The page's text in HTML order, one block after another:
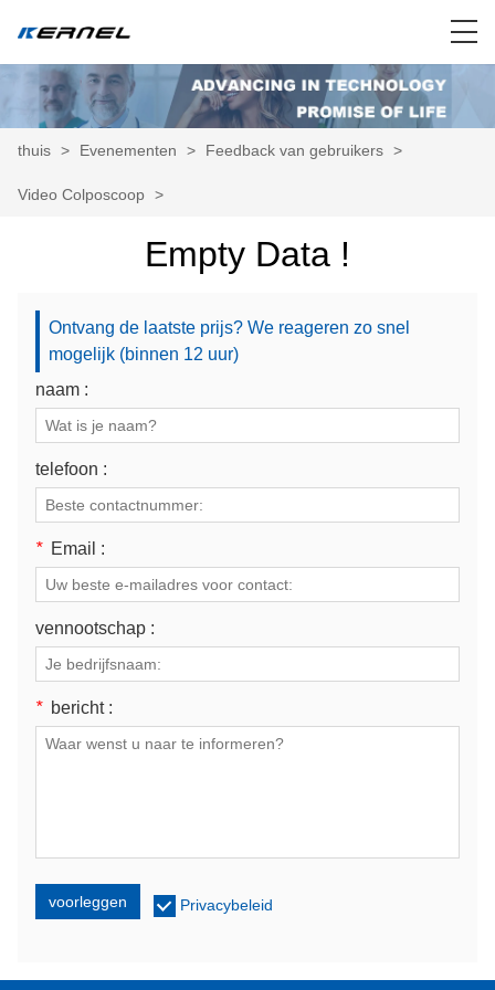
thuis > Evenementen > Feedback van gebruikers >
Video Colposcoop >
Empty Data !
Ontvang de laatste prijs? We reageren zo snel
mogelijk (binnen 12 uur)
naam :
telefoon :
* Email :
vennootschap :
* bericht :
voorleggen Privacybeleid